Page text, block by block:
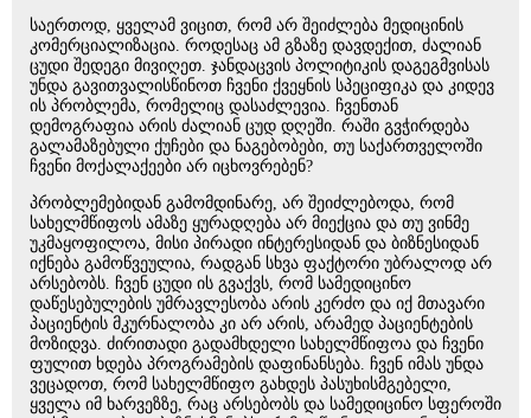
საერთოდ, ყველამ ვიცით, რომ არ შეიძლება მედიცინის
კომერციალიზაცია. როდესაც ამ გზაზე დავდექით, ძალიან
ცუდი შედეგი მივიღეთ. ჯანდაცვის პოლიტიკის დაგეგმვისას
უნდა გავითვალისწინოთ ჩვენი ქვეყნის სპეციფიკა და კიდევ
ის პრობლემა, რომელიც დასაძლევია. ჩვენთან
დემოგრაფია არის ძალიან ცუდ დღეში. რაში გვჭირდება
გალამაზებული ქუჩები და ნაგებობები, თუ საქართველოში
ჩვენი მოქალაქეები არ იცხოვრებენ?
პრობლემებიდან გამომდინარე, არ შეიძლებოდა, რომ
სახელმწიფოს ამაზე ყურადღება არ მიექცია და თუ ვინმე
უკმაყოფილოა, მისი პირადი ინტერესიდან და ბიზნესიდან
იქნება გამოწვეულია, რადგან სხვა ფაქტორი უბრალოდ არ
არსებობს. ჩვენ ცუდი ის გვაქვს, რომ სამედიცინო
დაწესებულების უმრავლესობა არის კერძო და იქ მთავარი
პაციენტის მკურნალობა კი არ არის, არამედ პაციენტების
მოზიდვა. ძირითადი გადამხდელი სახელმწიფოა და ჩვენი
ფულით ხდება პროგრამების დაფინანსება. ჩვენ იმას უნდა
ვეცადოთ, რომ სახელმწიფო გახდეს პასუხისმგებელი,
ყველა იმ ხარვეზზე, რაც არსებობს და სამედიცინო სფეროში